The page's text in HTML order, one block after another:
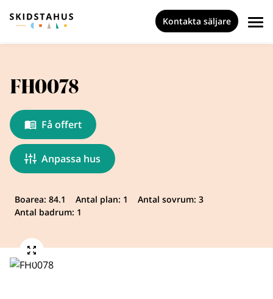
Kontakta säljare
FH0078
Få offert
Anpassa hus
Boarea: 84.1 Antal plan: 1
Antal sovrum: 3
Antal badrum: 1